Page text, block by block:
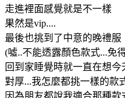
走進裡面感覺就是不一樣
果然是vip....
最後也挑到了中意的晚禮服
(噓..不能透露顏色款式...免
回到家睡覺時就一直在想今
對厚...我怎麼都挑一樣的款
因為朋友都說我適合那種款